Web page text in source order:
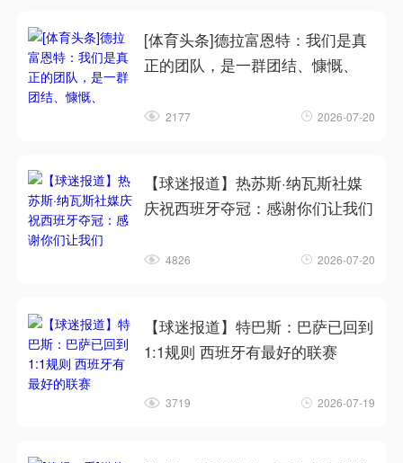
[体育头条]德拉富恩特：我们是真
正的团队，是一群团结、慷慨、
2177 2026-07-20
【球迷报道】热苏斯·纳瓦斯社媒
庆祝西班牙夺冠：感谢你们让我们
4826 2026-07-20
【球迷报道】特巴斯：巴萨已回到
1:1规则 西班牙有最好的联赛
3719 2026-07-19